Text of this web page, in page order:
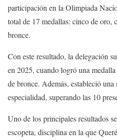
participación en la Olimpiada
total de 17 medallas: cinco de oro,
bronce.
Con este resultado, la delegación
en 2025, cuando logró una
de bronce. Además, estableció
especialidad, superando las 10
Uno de los principales resultados
escopeta, disciplina en la que